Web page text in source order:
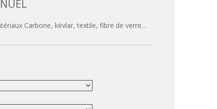
Carbone, kévlar, textile, fibre de verre…